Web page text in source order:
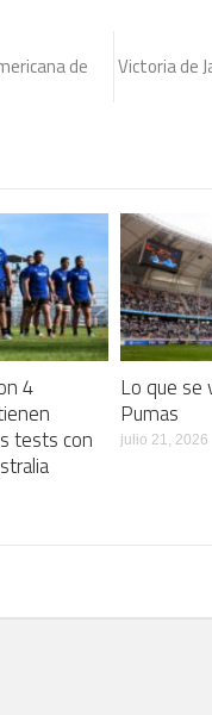
de
Victoria de
4
tests con
Lo que se
Pumas
julio 21, 2026